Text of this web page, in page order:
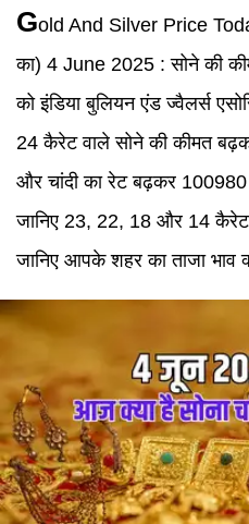
Gold And Silver Price
का) 4 June 2025 :सोने की
को इंडिया बुलियन एंड ज्वैलर्स
24 कैरेट वाले सोने की कीमत
और चांदी का रेट बढ़कर
जानिए 23, 22, 18 और 14 कैरेट
जानिए आपके शहर का ताजा भाव